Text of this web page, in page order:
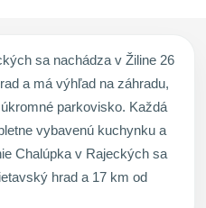
sa nachádza v Žiline 26
a má výhľad na záhradu,
parkovisko. Každá
vybavenú kuchynku a
Chalúpka v Rajeckých sa
hrad a 17 km od